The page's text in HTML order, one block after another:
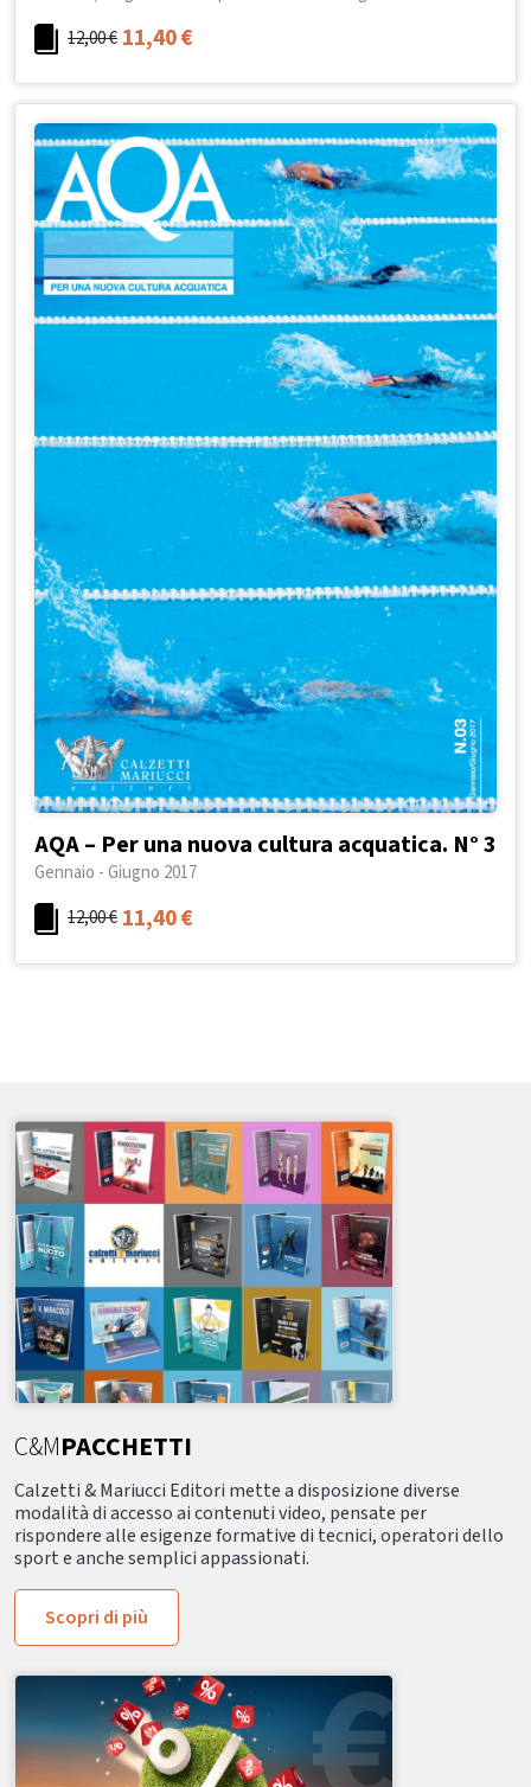
12,00€ 11,40€
AQA – Per una nuova cultura acquatica. N° 3
Gennaio - Giugno 2017
12,00€ 11,40€
C&MPACCHETTI
Calzetti & Mariucci Editori mette a disposizione diverse
modalità di accesso ai contenuti video, pensate per
rispondere alle esigenze formative di tecnici, operatori dello
sport e anche semplici appassionati.
Scopri di più